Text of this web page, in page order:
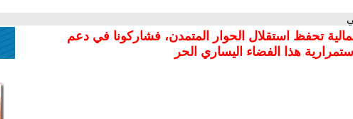
تحفظ استقلال الحوار المتمدن، فشاركونا في دعم
استمرارية هذا الفضاء اليساري الحر